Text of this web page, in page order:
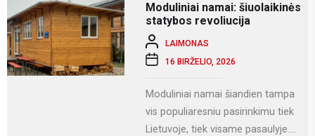
komunikacijai ir įvairioms
specializuotoms užduotims...
Moduliniai namai: šiuolaikinės
statybos revoliucija
LAIMONAS
16 BIRŽELIO, 2026
Moduliniai namai šiandien tampa
vis populiaresniu pasirinkimu tiek
Lietuvoje, tiek visame pasaulyje.